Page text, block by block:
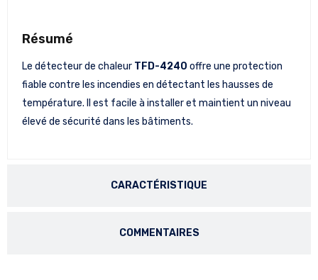
CARACTÉRISTIQUE
COMMENTAIRES
Résumé
Le détecteur de chaleur TFD-4240 offre une protection
fiable contre les incendies en détectant les hausses de
température. Il est facile à installer et maintient un niveau
élevé de sécurité dans les bâtiments.